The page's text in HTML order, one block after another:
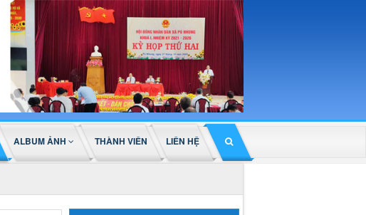
ALBUM ẢNH THÀNH VIÊN LIÊN HỆ